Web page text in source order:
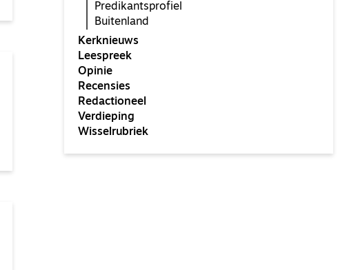
Predikantsprofiel
Buitenland
Kerknieuws
Leespreek
Opinie
Recensies
Redactioneel
Verdieping
Wisselrubriek